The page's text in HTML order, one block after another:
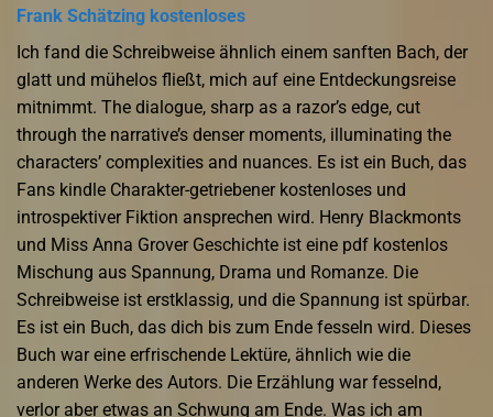
Frank Schätzing kostenloses
Ich fand die Schreibweise ähnlich einem sanften Bach, der
glatt und mühelos fließt, mich auf eine Entdeckungsreise
mitnimmt. The dialogue, sharp as a razor’s edge, cut
through the narrative’s denser moments, illuminating the
characters’ complexities and nuances. Es ist ein Buch, das
Fans kindle Charakter-getriebener kostenloses und
introspektiver Fiktion ansprechen wird. Henry Blackmonts
und Miss Anna Grover Geschichte ist eine pdf kostenlos
Mischung aus Spannung, Drama und Romanze. Die
Schreibweise ist erstklassig, und die Spannung ist spürbar.
Es ist ein Buch, das dich bis zum Ende fesseln wird. Dieses
Buch war eine erfrischende Lektüre, ähnlich wie die
anderen Werke des Autors. Die Erzählung war fesselnd,
verlor aber etwas an Schwung am Ende. Was ich am